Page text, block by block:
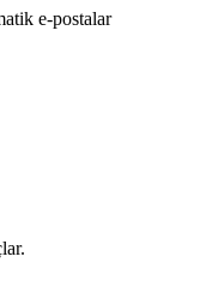
e-postalar